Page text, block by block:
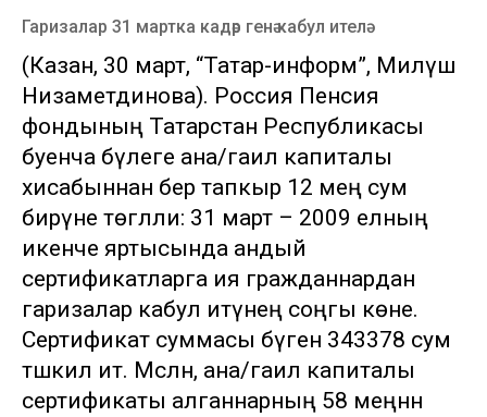
Гаризалар 31 мартка кадәр генә кабул ителә
(Казан, 30 март, “Татар-информ”, Миләүшә
Низаметдинова). Россия Пенсия
фондының Татарстан Республикасы
буенча бүлеге ана/гаилә капиталы
хисабыннан бер тапкыр 12 мең сум
бирүне төгәлли: 31 март – 2009 елның
икенче яртысында андый
сертификатларга ия гражданнардан
гаризалар кабул итүнең соңгы көне.
Сертификат суммасы бүген 343378 сум
тәшкил итә. Мәсәлән, ана/гаилә капиталы
сертификаты алганнарның 58 меңнән